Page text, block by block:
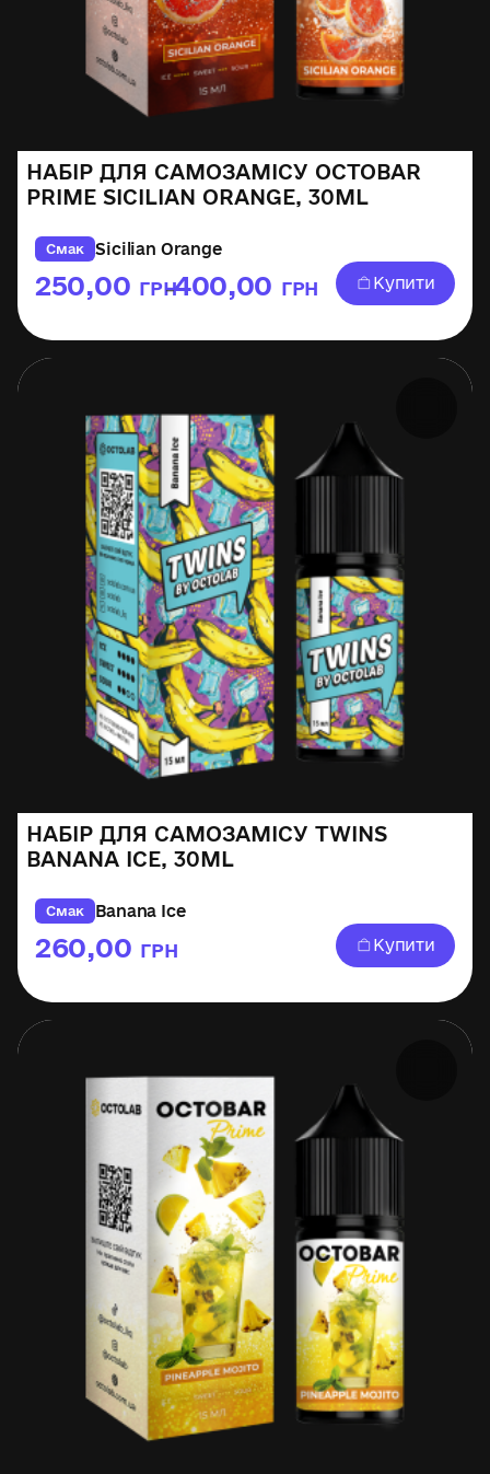
НАБІР ДЛЯ САМОЗАМІСУ OCTOBAR
PRIME SICILIAN ORANGE, 30ML
Смак Sicilian Orange
250,00 ГРН
–400,00 ГРН Купити
НАБІР ДЛЯ САМОЗАМІСУ TWINS
BANANA ICE, 30ML
Смак Banana Ice
260,00 ГРН Купити